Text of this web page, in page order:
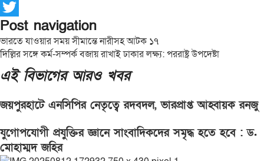
Messenger
Twitter
Post navigation
ভারতে যাওয়ার সময় সীমান্তে নারীসহ আটক ১৭
দিল্লির সঙ্গে কর্ম-সম্পর্ক বজায় রাখাই ঢাকার লক্ষ্য: পররাষ্ট্র উপদেষ্টা
এই বিভাগের আরও খবর
জয়পুরহাটে এনসিপির নেতৃত্বে রদবদল, ভারপ্রাপ্ত আহ্বায়ক রনজু
যুগোপযোগী প্রযুক্তির জ্ঞানে সাংবাদিকদের সমৃদ্ধ হতে হবে : ড.
মোহাম্মদ জহির